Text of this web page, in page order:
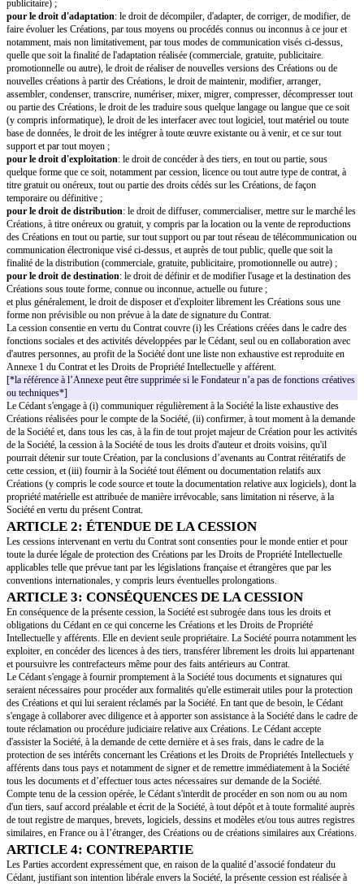
l'ensemble des Droits de Propriété Intellectuelle qui y sont attachés. Elle
exploiter les Créations de la manière la plus large permise par la loi et ce
finalité ou destination, directement ou indirectement, à titre gratuit ou
commercial ou non comme à titre promotionnel ou publicitaire. La Société
droit de déposer toute Création ou tout Droit de Propriété Intellectuelle
Créations, en son seul nom. Les Créations peuvent être diffusées ou
nom de la Société selon les usages professionnels en vigueur, ce que le
accepte expressément.
En ce qui concerne les droits d'auteur et droits voisins sur les Créations,
vertu du Contrat comprennent, en application de l'article L.131-3 du Code
intellectuelle :
pour le droit d'usage: le droit de faire usage et d'exploiter tout ou partie
titre personnel ou au bénéfice de tiers, à titre gratuit ou onéreux, aux fins
forme de traitement, d’application ou d’utilisation, à quelque titre et sur
ce soit ;
pour le droit de reproduction: le droit de reproduire, sans limitation de
partie des Créations, sur tout support connu ou inconnu à ce jour, actuel
notamment mais non limitativement, sur tout support papier, électronique,
analogique, digital, magnétique ou autrement exploitable par
moyen de télécommunication, connu ou inconnu, actuel ou futur,
électronique, numérique, magnétique, quelle que soit la finalité de la
(commerciale, gratuite, publicitaire, promotionnelle, produits dérivés ou
pour le droit de représentation: le droit de représenter, de diffuser ou
communiquer ou mettre à disposition du public les Créations par tout
connu ou inconnu à ce jour, actuel ou futur, dans tous les formats, auprès
par tout réseau de communications, télécommunication ou autres, en ce
cinéma, vidéo, télédiffusion, transmission analogique, hertzienne ou
technologie sans fil ou téléphonie mobile, et plus généralement, par tout
communication (le réseau Internet, le courrier électronique, etc.) en vue
publique ou d’une utilisation privée, qu’elle soit gratuite, payante ou par
que soit la finalité de la représentation ou de la communication
publicitaire) ;
pour le droit d'adaptation: le droit de décompiler, d'adapter, de
faire évoluer les Créations, par tous moyens ou procédés connus ou
notamment, mais non limitativement, par tous modes de communication
quelle que soit la finalité de l'adaptation réalisée (commerciale, gratuite,
promotionnelle ou autre), le droit de réaliser de nouvelles versions des
nouvelles créations à partir des Créations, le droit de maintenir, modifier,
assembler, condenser, transcrire, numériser, mixer, migrer, compresser,
ou partie des Créations, le droit de les traduire sous quelque langage ou
(y compris informatique), le droit de les interfacer avec tout logiciel, tout
base de données, le droit de les intégrer à toute œuvre existante ou à
support et par tout moyen ;
pour le droit d'exploitation: le droit de concéder à des tiers, en tout ou
quelque forme que ce soit, notamment par cession, licence ou tout autre
titre gratuit ou onéreux, tout ou partie des droits cédés sur les Créations,
temporaire ou définitive ;
pour le droit de distribution: le droit de diffuser, commercialiser, mettre
Créations, à titre onéreux ou gratuit, y compris par la location ou la vente
des Créations en tout ou partie, sur tout support ou par tout réseau de
communication électronique visé ci-dessus, et auprès de tout public,
finalité de la distribution (commerciale, gratuite, publicitaire,
pour le droit de destination: le droit de définir et de modifier l'usage et
Créations sous toute forme, connue ou inconnue, actuelle ou future ;